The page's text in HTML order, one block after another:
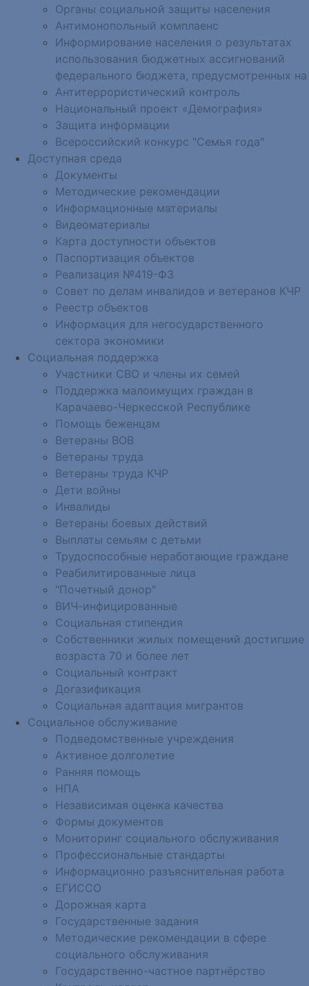
Органы социальной защиты населения
Антимонопольный комплаенс
Информирование населения о результатах
использования бюджетных ассигнований
федерального бюджета, предусмотренных на
Антитеррористический контроль
Национальный проект «Демография»
Защита информации
Всероссийский конкурс "Семья года"
Доступная среда
Документы
Методические рекомендации
Информационные материалы
Видеоматериалы
Карта доступности объектов
Паспортизация объектов
Реализация №419-ФЗ
Совет по делам инвалидов и ветеранов КЧР
Реестр объектов
Информация для негосударственного
сектора экономики
Социальная поддержка
Участники СВО и члены их семей
Поддержка малоимущих граждан в
Карачаево-Черкесской Республике
Помощь беженцам
Ветераны ВОВ
Ветераны труда
Ветераны труда КЧР
Дети войны
Инвалиды
Ветераны боевых действий
Выплаты семьям с детьми
Трудоспособные неработающие граждане
Реабилитированные лица
"Почетный донор"
ВИЧ-инфицированные
Социальная стипендия
Собственники жилых помещений достигшие
возраста 70 и более лет
Социальный контракт
Догазификация
Социальная адаптация мигрантов
Социальное обслуживание
Подведомственные учреждения
Активное долголетие
Ранняя помощь
НПА
Независимая оценка качества
Формы документов
Мониторинг социального обслуживания
Профессиональные стандарты
Информационно разъяснительная работа
ЕГИССО
Дорожная карта
Государственные задания
Методические рекомендации в сфере
социального обслуживания
Государственно-частное партнёрство